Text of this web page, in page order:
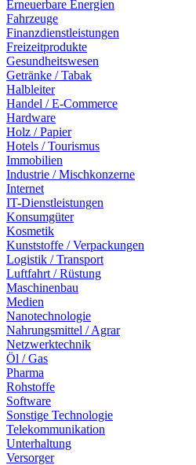
Erneuerbare Energien
Fahrzeuge
Finanzdienstleistungen
Freizeitprodukte
Gesundheitswesen
Getränke / Tabak
Halbleiter
Handel / E-Commerce
Hardware
Holz / Papier
Hotels / Tourismus
Immobilien
Industrie / Mischkonzerne
Internet
IT-Dienstleistungen
Konsumgüter
Kosmetik
Kunststoffe / Verpackungen
Logistik / Transport
Luftfahrt / Rüstung
Maschinenbau
Medien
Nanotechnologie
Nahrungsmittel / Agrar
Netzwerktechnik
Öl / Gas
Pharma
Rohstoffe
Software
Sonstige Technologie
Telekommunikation
Unterhaltung
Versorger